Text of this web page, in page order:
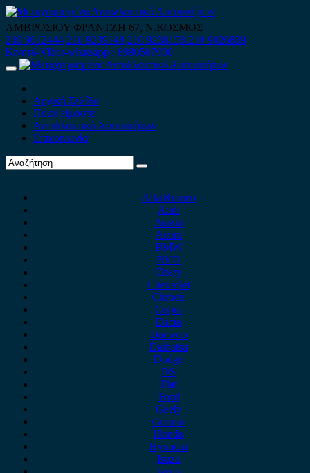
Skip
to
content
ΑΜΒΡΟΣΙΟΥ ΦΡΑΝΤΖΗ 67, Ν.ΚΟΣΜΟΣ
210 9012444 210 9239148 210 9238158 210 9026839
Κινητό-Viber-whatsapp : 6980507900
Primary
Αρχική Σελίδα
Ποιοί είμαστε
Ανταλλακτικά Αυτοκινήτων
Επικοινωνία
Alfa Romeo
Audi
Austin
Acura
BMW
BYD
Chery
Chevrolet
Citroen
Cupra
Dacia
Daewoo
Daihatsu
Dodge
DS
Fiat
Ford
Geely
Gonow
Honda
Hyundai
Isuzu